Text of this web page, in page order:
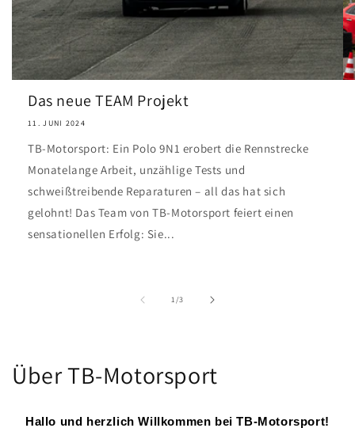
Das neue TEAM Projekt
11. JUNI 2024
TB-Motorsport: Ein Polo 9N1 erobert die Rennstrecke
Monatelange Arbeit, unzählige Tests und
schweißtreibende Reparaturen – all das hat sich
gelohnt! Das Team von TB-Motorsport feiert einen
sensationellen Erfolg: Sie...
1/von
3
Über TB-Motorsport
Hallo und herzlich Willkommen bei TB-Motorsport!